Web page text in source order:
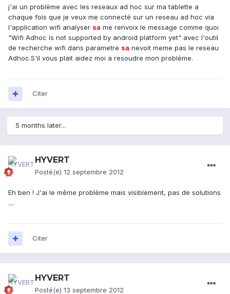
j'ai un problème avec les reseaux ad hoc sur ma tablette a
chaque fois que je veux me connecté sur un reseau ad hoc via
l'application wifi analyser sa me renvoix le message comme quoi
"Wifi Adhoc is not supported by android platform yet" avec l'outil
de recherche wifi dans parametre sa nevoit meme pas le reseau
Adhoc.S'il vous plait aidez moi a resoudre mon problème.
Citer
5 months later...
HYVERT
Posté(e) 12 septembre 2012
Eh ben ! J'ai le même problème mais visiblement, pas de solutions
....
Citer
HYVERT
Posté(e) 13 septembre 2012